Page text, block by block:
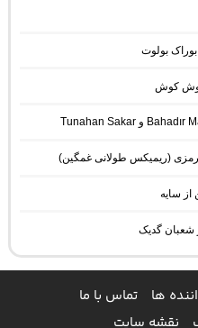
سایه
شعبان گدیک
ها
تماس با ما
نقشه سایت